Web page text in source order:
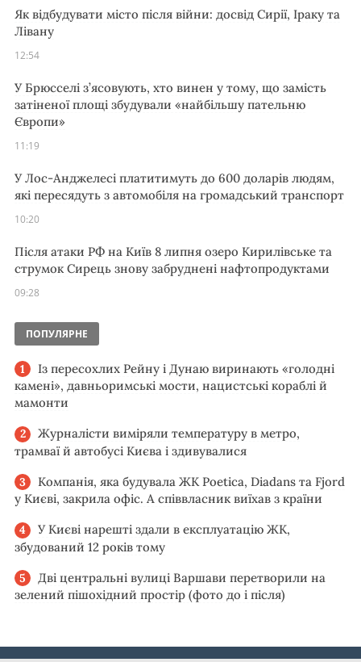
Як відбудувати місто після війни: досвід Сирії, Іраку та
Лівану
12:54
У Брюсселі з’ясовують, хто винен у тому, що замість
затіненої площі збудували «найбільшу пательню
Європи»
11:19
У Лос-Анджелесі платитимуть до 600 доларів людям,
які пересядуть з автомобіля на громадський транспорт
10:20
Після атаки РФ на Київ 8 липня озеро Кирилівське та
струмок Сирець знову забруднені нафтопродуктами
09:28
ПОПУЛЯРНЕ
Із пересохлих Рейну і Дунаю виринають «голодні
камені», давньоримські мости, нацистські кораблі й
мамонти
Журналісти виміряли температуру в метро,
трамваї й автобусі Києва і здивувалися
Компанія, яка будувала ЖК Poetica, Diadans та Fjord
у Києві, закрила офіс. А співвласник виїхав з країни
У Києві нарешті здали в експлуатацію ЖК,
збудований 12 років тому
Дві центральні вулиці Варшави перетворили на
зелений пішохідний простір (фото до і після)